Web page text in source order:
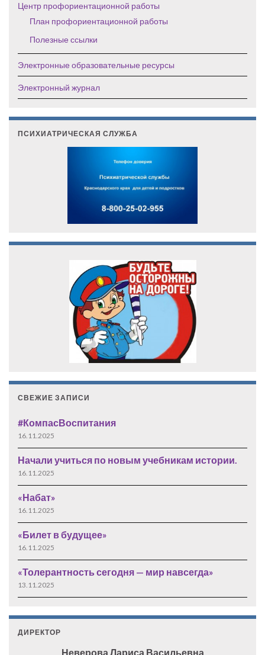
Центр профориентационной работы
План профориентационной работы
Полезные ссылки
Электронные образовательные ресурсы
Электронный журнал
ПСИХИАТРИЧЕСКАЯ СЛУЖБА
СВЕЖИЕ ЗАПИСИ
#КомпасВоспитания
16.11.2025
Начали учиться по новым учебникам истории.
16.11.2025
«Набат»
16.11.2025
«Билет в будущее»
16.11.2025
«Толерантность сегодня — мир навсегда»
13.11.2025
ДИРЕКТОР
Неверова Лариса Васильевна